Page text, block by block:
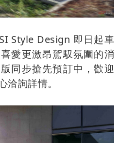
Style Design 即日起車
愛更激昂駕馭氛圍的消
同步搶先預訂中，歡迎
洽詢詳情。